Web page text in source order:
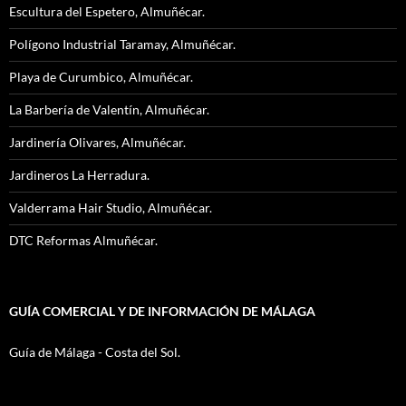
Escultura del Espetero, Almuñécar.
Polígono Industrial Taramay, Almuñécar.
Playa de Curumbico, Almuñécar.
La Barbería de Valentín, Almuñécar.
Jardinería Olivares, Almuñécar.
Jardineros La Herradura.
Valderrama Hair Studio, Almuñécar.
DTC Reformas Almuñécar.
GUÍA COMERCIAL Y DE INFORMACIÓN DE MÁLAGA
Guía de Málaga - Costa del Sol.